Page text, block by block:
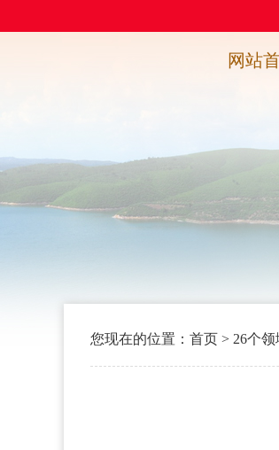
网站
您现在的位置： 首页 > 26个领